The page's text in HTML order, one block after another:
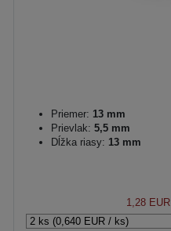
Priemer: 13 mm
Prievlak: 5,5 mm
Dĺžka riasy: 13 mm
1,28 EUR